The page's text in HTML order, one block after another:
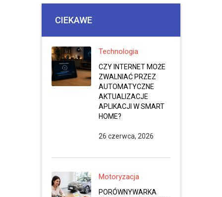
CIEKAWE
Technologia
CZY INTERNET MOŻE
ZWALNIAĆ PRZEZ
AUTOMATYCZNE
AKTUALIZACJE
APLIKACJI W SMART
HOME?
26 czerwca, 2026
Motoryzacja
PORÓWNYWARKA